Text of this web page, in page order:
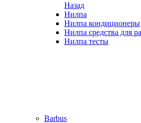
Назад
Нилпа
Нилпа кондиционеры
Нилпа средства для
Нилпа тесты
Barbus